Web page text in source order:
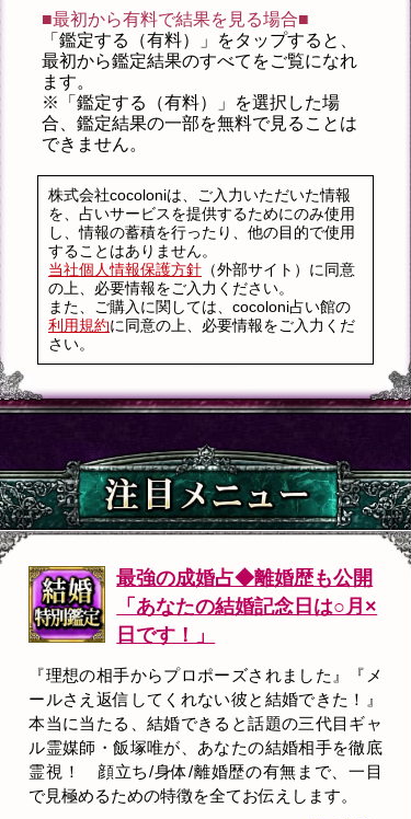
■最初から有料で結果を見る場合■
「鑑定する（有料）」をタップすると、
最初から鑑定結果のすべてをご覧になれ
ます。
※「鑑定する（有料）」を選択した場
合、鑑定結果の一部を無料で見ることは
できません。
株式会社cocoloniは、ご入力いただいた情報
を、占いサービスを提供するためにのみ使用
し、情報の蓄積を行ったり、他の目的で使用
することはありません。
当社個人情報保護方針（外部サイト）に同意
の上、必要情報をご入力ください。
また、ご購入に関しては、cocoloni占い館の
利用規約に同意の上、必要情報をご入力くだ
さい。
最強の成婚占◆離婚歴も公開
「あなたの結婚記念日は○月×
日です！」
『理想の相手からプロポーズされました』『メ
ールさえ返信してくれない彼と結婚できた！』
本当に当たる、結婚できると話題の三代目ギャ
ル霊媒師・飯塚唯が、あなたの結婚相手を徹底
霊視！ 顔立ち/身体/離婚歴の有無まで、一目
で見極めるための特徴を全てお伝えします。